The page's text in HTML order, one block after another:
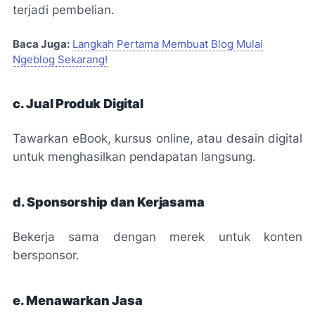
terjadi pembelian.
Baca Juga: Langkah Pertama Membuat Blog Mulai
Ngeblog Sekarang!
c. Jual Produk Digital
Tawarkan eBook, kursus online, atau desain digital
untuk menghasilkan pendapatan langsung.
d. Sponsorship dan Kerjasama
Bekerja sama dengan merek untuk konten
bersponsor.
e. Menawarkan Jasa